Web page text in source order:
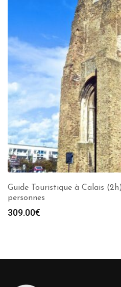
Guide Touristique à Calais
personnes
309.00€